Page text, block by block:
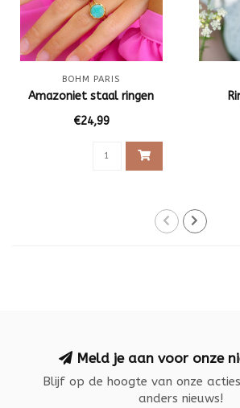
BOHM PARIS
Amazoniet staal ringen
€24,99
Meld je aan voor onze
Blijf op de hoogte van onze
anders nieuws!